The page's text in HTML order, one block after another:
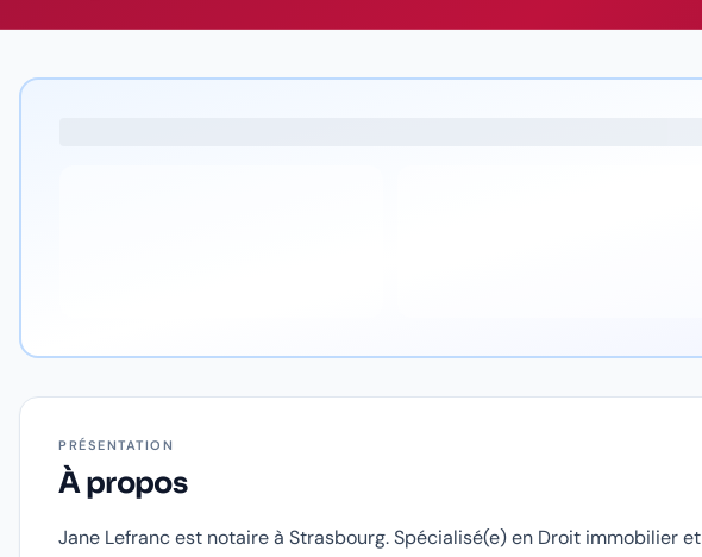
PRÉSENTATION
À propos
Jane Lefranc est notaire à Strasbourg. Spécialisé(e) en Droit immobilier et